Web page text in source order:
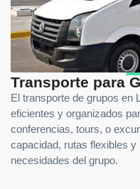
Transporte para
El transporte de grupos en
eficientes y organizados
conferencias, tours, o
capacidad, rutas flexibles y
necesidades del grupo.